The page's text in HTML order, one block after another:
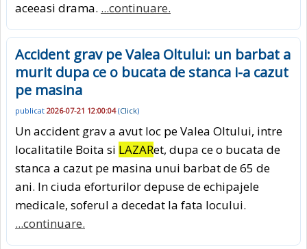
aceeasi drama. ...continuare.
Accident grav pe Valea Oltului: un barbat a
murit dupa ce o bucata de stanca i-a cazut
pe masina
publicat 2026-07-21 12:00:04(Click)
Un accident grav a avut loc pe Valea Oltului, intre
localitatile Boita si LAZARet, dupa ce o bucata de
stanca a cazut pe masina unui barbat de 65 de
ani. In ciuda eforturilor depuse de echipajele
medicale, soferul a decedat la fata locului.
...continuare.